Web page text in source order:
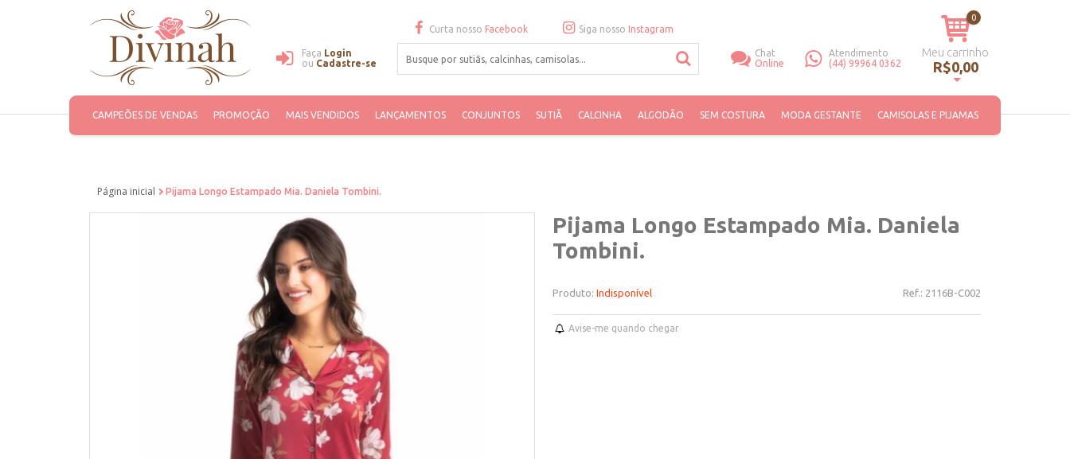
Faça Login
ou Cadastre-se
Curta nosso Facebook Siga nosso Instagram
Chat
Online
Atendimento
(44) 99964 0362
0
Meu carrinho
R$0,00
CAMPEÕES DE VENDAS PROMOÇÃO MAIS VENDIDOS LANÇAMENTOS CONJUNTOS SUTIÃ CALCINHA ALGODÃO SEM COSTURA MODA GESTANTE CAMISOLAS E PIJAMAS
Página inicial Pijama Longo Estampado Mia. Daniela Tombini.
Pijama Longo Estampado Mia. Daniela
Tombini.
Produto: Indisponível Ref.: 2116B-C002
Avise-me quando chegar